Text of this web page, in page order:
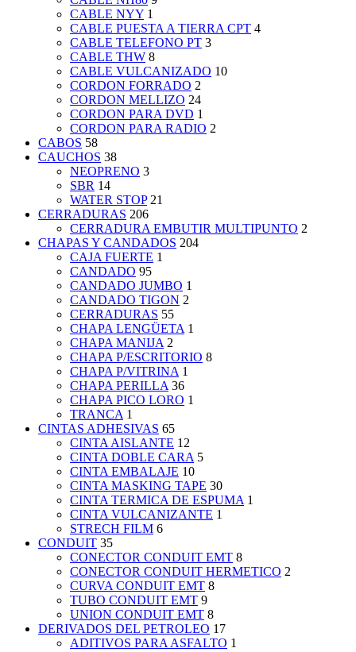
CABLE NYY 1
CABLE PUESTA A TIERRA CPT 4
CABLE TELEFONO PT 3
CABLE THW 8
CABLE VULCANIZADO 10
CORDON FORRADO 2
CORDON MELLIZO 24
CORDON PARA DVD 1
CORDON PARA RADIO 2
CABOS 58
CAUCHOS 38
NEOPRENO 3
SBR 14
WATER STOP 21
CERRADURAS 206
CERRADURA EMBUTIR MULTIPUNTO 2
CHAPAS Y CANDADOS 204
CAJA FUERTE 1
CANDADO 95
CANDADO JUMBO 1
CANDADO TIGON 2
CERRADURAS 55
CHAPA LENGÜETA 1
CHAPA MANIJA 2
CHAPA P/ESCRITORIO 8
CHAPA P/VITRINA 1
CHAPA PERILLA 36
CHAPA PICO LORO 1
TRANCA 1
CINTAS ADHESIVAS 65
CINTA AISLANTE 12
CINTA DOBLE CARA 5
CINTA EMBALAJE 10
CINTA MASKING TAPE 30
CINTA TERMICA DE ESPUMA 1
CINTA VULCANIZANTE 1
STRECH FILM 6
CONDUIT 35
CONECTOR CONDUIT EMT 8
CONECTOR CONDUIT HERMETICO 2
CURVA CONDUIT EMT 8
TUBO CONDUIT EMT 9
UNION CONDUIT EMT 8
DERIVADOS DEL PETROLEO 17
ADITIVOS PARA ASFALTO 1